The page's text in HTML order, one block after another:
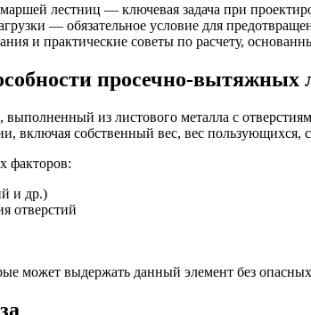
лестниц — ключевая задача при
— обязательное условие для
и практические советы по расчету,
просечно-вытяжных
из листового металла с
включая собственный вес, вес пользующихся,
факторов:
и др.)
отверстий
может выдержать данный элемент без